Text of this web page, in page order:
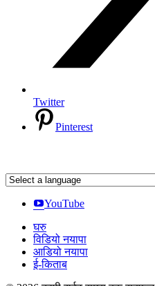
Twitter
Pinterest
YouTube
घरु
विडियो नयापा
आडियो नयापा
ई-किताब